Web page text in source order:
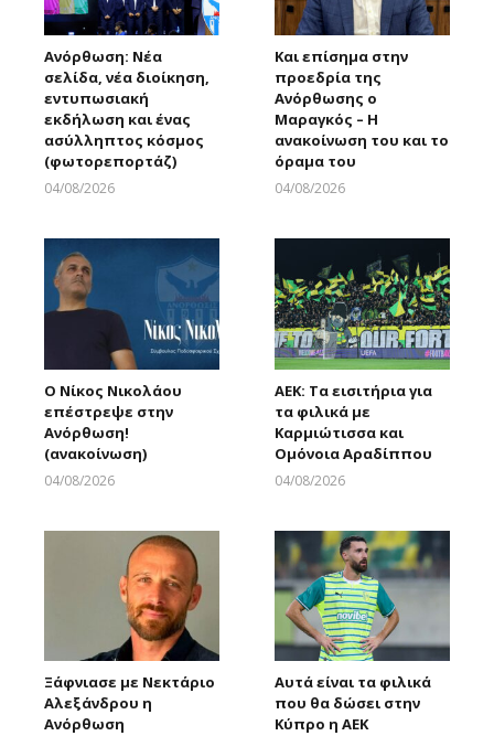
Ανόρθωση: Νέα
σελίδα, νέα διοίκηση,
εντυπωσιακή
εκδήλωση και ένας
ασύλληπτος κόσμος
(φωτορεπορτάζ)
04/08/2026
Και επίσημα στην
προεδρία της
Ανόρθωσης ο
Μαραγκός – Η
ανακοίνωση του και το
όραμα του
04/08/2026
Ο Νίκος Νικολάου
επέστρεψε στην
Ανόρθωση!
(ανακοίνωση)
04/08/2026
ΑΕΚ: Τα εισιτήρια για
τα φιλικά με
Καρμιώτισσα και
Ομόνοια Αραδίππου
04/08/2026
Ξάφνιασε με Νεκτάριο
Αλεξάνδρου η
Ανόρθωση
Αυτά είναι τα φιλικά
που θα δώσει στην
Κύπρο η ΑΕΚ